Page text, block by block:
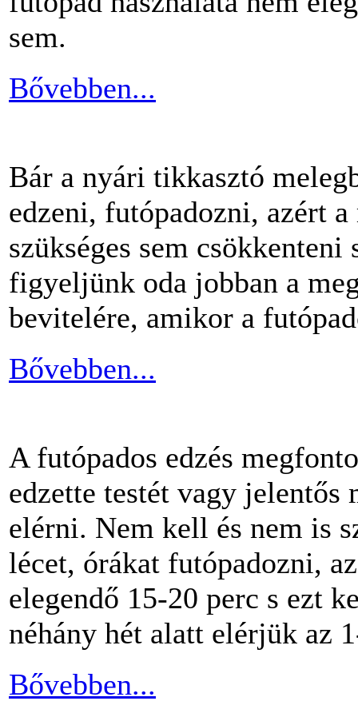
sem.
Bővebben...
Bár a nyári tikkasztó
edzeni, futópadozni, azért
szükséges sem
figyeljünk oda jobban a
bevitelére, amikor a
Bővebben...
A futópados edzés
edzette testét vagy jelentős
elérni. Nem kell és nem is
lécet, órákat futópadozni,
elegendő 15-20 perc s ezt
néhány hét alatt elérjük az
Bővebben...